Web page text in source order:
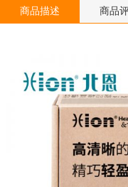
商品描述 商品